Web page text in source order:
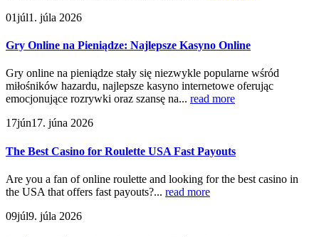
01júl1. júla 2026
Gry Online na Pieniądze: Najlepsze Kasyno Online
Gry online na pieniądze stały się niezwykle popularne wśród
miłośników hazardu, najlepsze kasyno internetowe oferując
emocjonujące rozrywki oraz szansę na... read more
17jún17. júna 2026
The Best Casino for Roulette USA Fast Payouts
Are you a fan of online roulette and looking for the best casino in
the USA that offers fast payouts?... read more
09júl9. júla 2026